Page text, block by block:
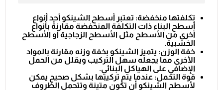
تكلفتها منخفضة: تعتبر أسطح الشينكو أحد أنواع
أسطح البناء ذات التكلفة المنخفضة مقارنةً بأنواع
أخرى من الأسطح مثل الأسطح الزجاجية أو الأسطح
الخشبية.
خفة الوزن: يتميز الشينكو بخفة وزنه مقارنة بالمواد
الأخرى مما يجعله سهل التركيب ويقلل من الحمل
الإضافي على الهياكل البنائي.
قوة التحمل: عندما يتم تركيبها بشكل صحيح يمكن
لأسطح الشينكو أن تكون متينة وتتحمل الظروف